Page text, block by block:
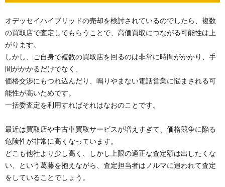
オデッセイハイブリッドの売却を検討されているのでしたら、複数
の買取店で査定してもらうことで、高価買取につながる可能性は上
がります。
しかし、ご自身で複数の買取店を回るのは非常に時間がかかり、手
間がかかるだけでなく、
価格交渉にもつれ込んだり、鳴りやまない電話営業に悩まされる可
能性が高いためです。
一括委査定を利用すればそれはなおのことです。
最近は買取店や中古車買取サービスが増えすぎて、価格競争に陥る
危険性が非常に高くなっています。
どこも他社より少し高く、しかし上限の適正な査定額は出したくな
い、という葛藤を抱えながら、査定担当者はノルマに追われて査定
をしていることでしょう。